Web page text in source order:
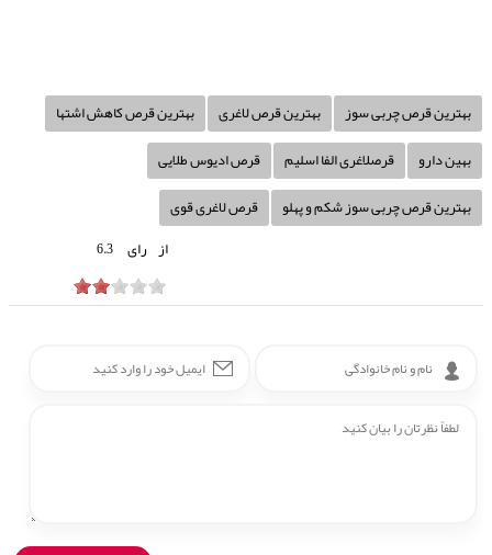
بهترین قرص چربی سوز بهترین قرص لاغری بهترین قرص کاهش اشتها
قرص لاغری قوی بهترین قرص چربی سوز شکم و پهلو
قرص ادیوس طلایی قرصلاغری الفا اسلیم بهین دارو
از رای 6.3